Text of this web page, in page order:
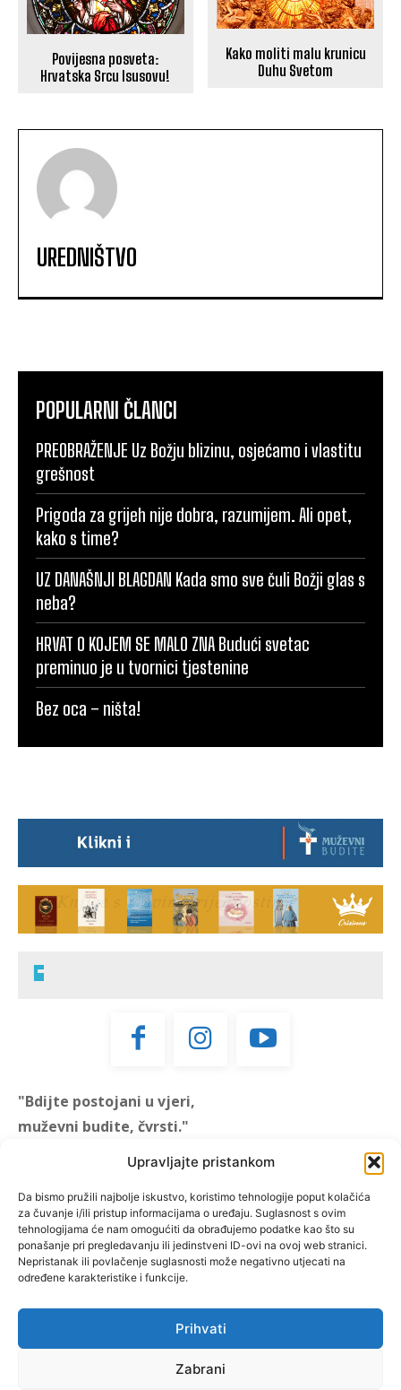
Upravljajte pristankom
Da bismo pružili najbolje iskustvo, koristimo tehnologije poput kolačića
za čuvanje i/ili pristup informacijama o uređaju. Suglasnost s ovim
tehnologijama će nam omogućiti da obrađujemo podatke kao što su
ponašanje pri pregledavanju ili jedinstveni ID-ovi na ovoj web stranici.
Nepristanak ili povlačenje suglasnosti može negativno utjecati na
određene karakteristike i funkcije.
Prihvati
Zabrani
Povijesna posveta:
Hrvatska Srcu Isusovu!
Kako moliti malu krunicu
Duhu Svetom
UREDNIŠTVO
POPULARNI ČLANCI
PREOBRAŽENJE Uz Božju blizinu, osjećamo i vlastitu
grešnost
Prigoda za grijeh nije dobra, razumijem. Ali opet,
kako s time?
UZ DANAŠNJI BLAGDAN Kada smo sve čuli Božji glas s
neba?
HRVAT O KOJEM SE MALO ZNA Budući svetac
preminuo je u tvornici tjestenine
Bez oca – ništa!
"Bdijte postojani u vjeri,
muževni budite, čvrsti."
"Muževni budite" prvi je
hrvatski portal za katoličke
muškarce koji pokušava
reafirmirati u današnje
vrijeme itekako narušen
biblijski koncept muževnosti,
koji pokušavamo osvijetliti iz
više aspekata, prigodnih
rubrika i poticajnih inicijativa.